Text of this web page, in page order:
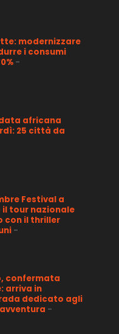
modernizzare
i consumi
-
africana
25 città da
Festival a
il tour nazionale
con il thriller
-
confermata
arriva in
dedicato agli
-